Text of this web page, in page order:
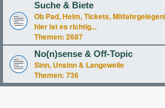
Suche & Biete
Ob Pad, Helm, Tickets,
hier ist es richtig...
Themen: 2687
No(n)sense & Off-Topic
Sinn, Unsinn & Langeweile
Themen: 736